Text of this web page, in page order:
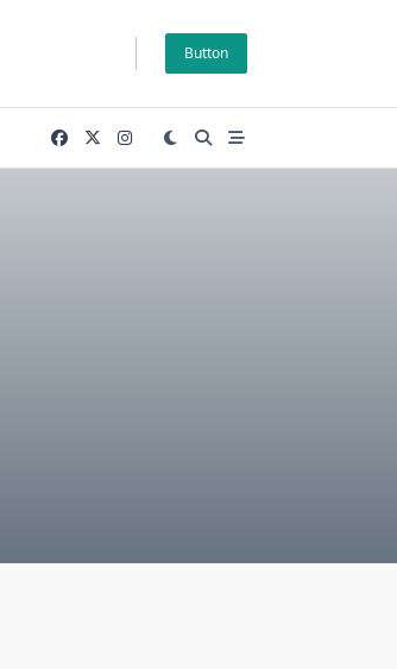
Button